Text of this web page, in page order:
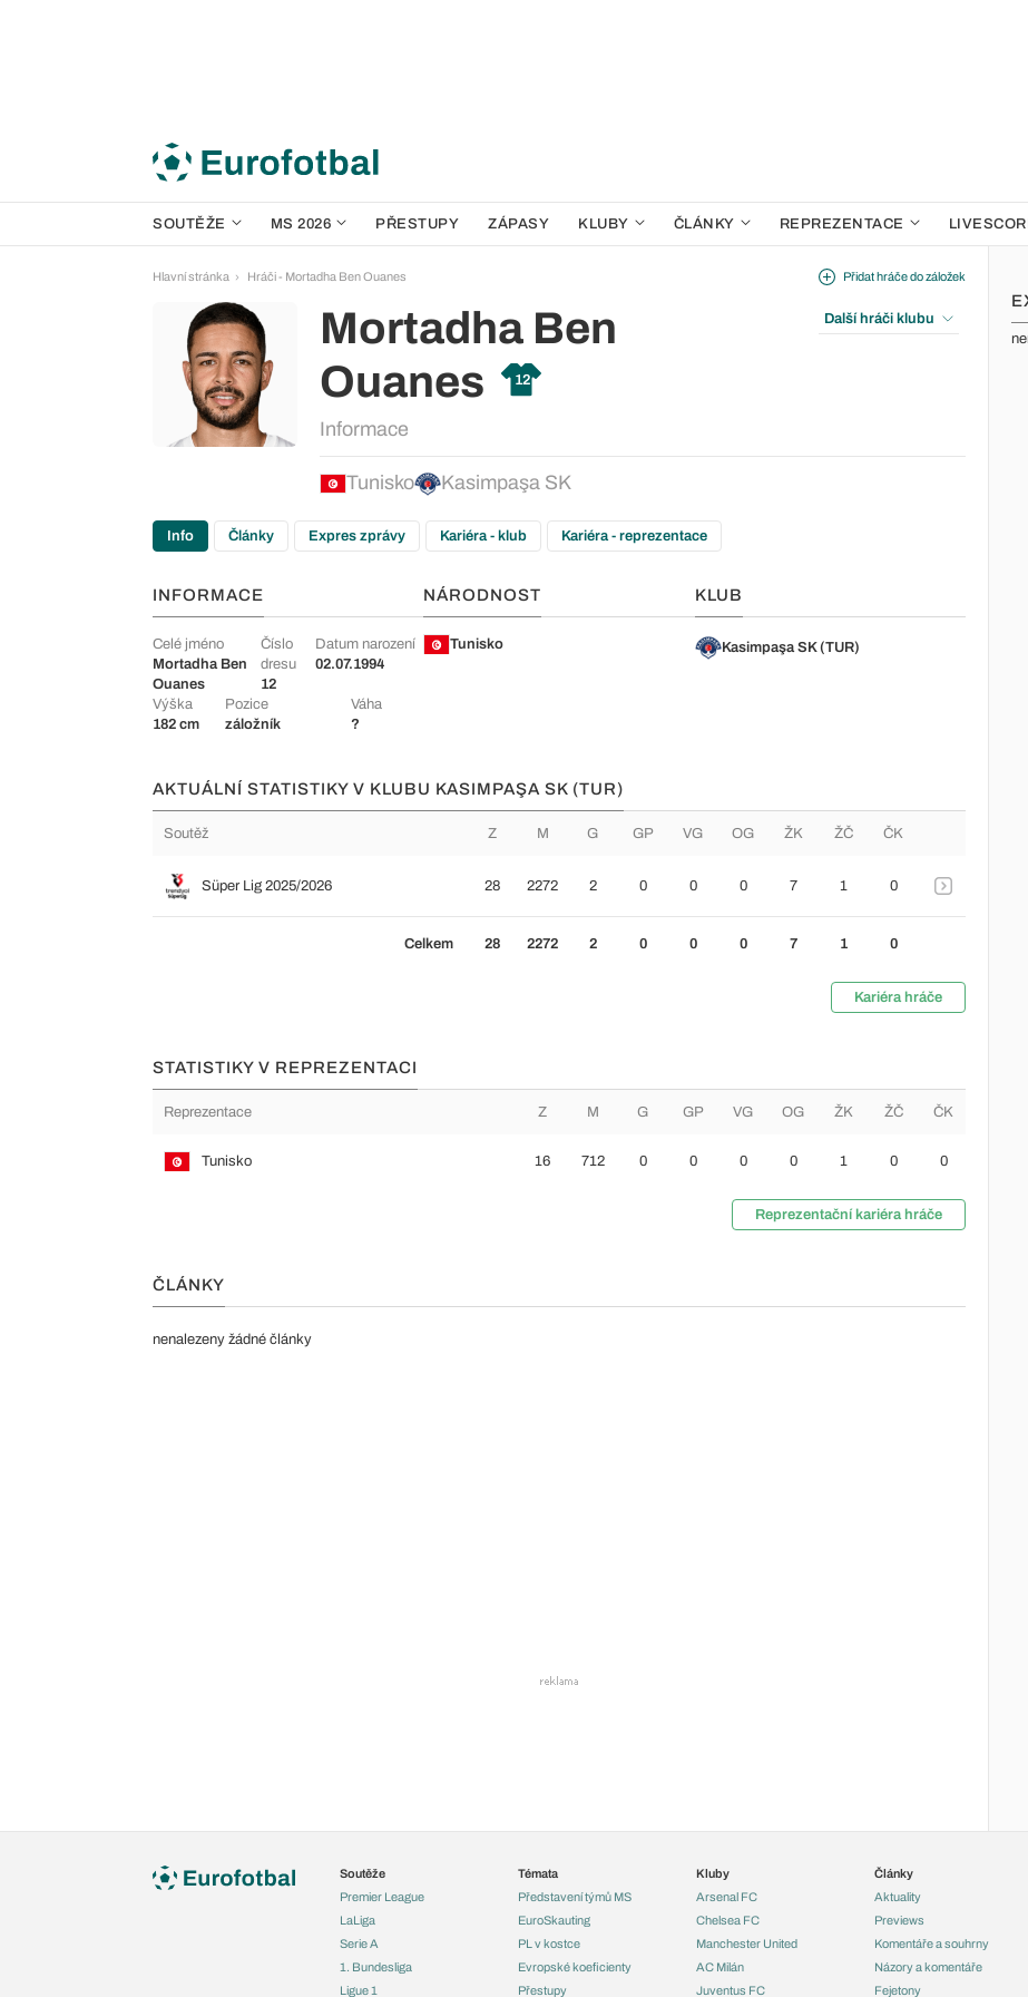
SOUTĚŽE MS 2026 PŘESTUPY ZÁPASY KLUBY ČLÁNKY REPREZENTACE
Hlavní stránka Hráči - Mortadha Ben Ouanes
Mortadha Ben
Ouanes
12
Informace
Tunisko Kasimpaşa SK
Přidat hráče do záložek
Další hráči klubu
Info Články Expres zprávy Kariéra - klub Kariéra - reprezentace
INFORMACE
Celé jméno
Mortadha Ben
Ouanes
Číslo
dresu
12
Datum narození
02.07.1994
Výška
182 cm
Pozice
záložník
Váha
?
NÁRODNOST
Tunisko
KLUB
Kasimpaşa SK (TUR)
AKTUÁLNÍ STATISTIKY V KLUBU KASIMPAŞA SK (TUR)
Soutěž Z M G GP VG OG ŽK ŽČ ČK
Süper Lig 2025/2026 28 2272 2 0 0 0 7 1 0
Celkem 28 2272 2 0 0 0 7 1 0
Kariéra hráče
STATISTIKY V REPREZENTACI
Reprezentace Z M G GP VG OG ŽK ŽČ ČK
Tunisko 16 712 0 0 0 0 1 0 0
Reprezentační kariéra hráče
ČLÁNKY
nenalezeny žádné články
Soutěže
Premier League
LaLiga
Serie A
1. Bundesliga
Ligue 1
Témata
Představení týmů MS
EuroSkauting
PL v kostce
Evropské koeficienty
Přestupy
Kluby
Arsenal FC
Chelsea FC
Manchester United
AC Milán
Juventus FC
Články
Aktuality
Previews
Komentáře a souhrny
Názory a komentáře
Fejetony